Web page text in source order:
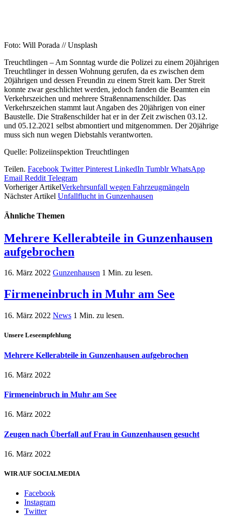
Foto: Will Porada // Unsplash
Treuchtlingen – Am Sonntag wurde die Polizei zu einem 20jährigen
Treuchtlinger in dessen Wohnung gerufen, da es zwischen dem
20jährigen und dessen Freundin zu einem Streit kam. Der Streit
konnte zwar geschlichtet werden, jedoch fanden die Beamten ein
Verkehrszeichen und mehrere Straßennamenschilder. Das
Verkehrszeichen stammt laut Angaben des 20jährigen von einer
Baustelle. Die Straßenschilder hat er in der Zeit zwischen 03.12.
und 05.12.2021 selbst abmontiert und mitgenommen. Der 20jährige
muss sich nun wegen Diebstahls verantworten.
Quelle: Polizeiinspektion Treuchtlingen
Teilen. Facebook Twitter Pinterest LinkedIn Tumblr WhatsApp
Email Reddit Telegram
Vorheriger ArtikelVerkehrsunfall wegen Fahrzeugmängeln
Nächster Artikel Unfallflucht in Gunzenhausen
Ähnliche Themen
Mehrere Kellerabteile in Gunzenhausen
aufgebrochen
16. März 2022 Gunzenhausen 1 Min. zu lesen.
Firmeneinbruch in Muhr am See
16. März 2022 News 1 Min. zu lesen.
Unsere Leseempfehlung
Mehrere Kellerabteile in Gunzenhausen aufgebrochen
16. März 2022
Firmeneinbruch in Muhr am See
16. März 2022
Zeugen nach Überfall auf Frau in Gunzenhausen gesucht
16. März 2022
WIR AUF SOCIALMEDIA
Facebook
Instagram
Twitter